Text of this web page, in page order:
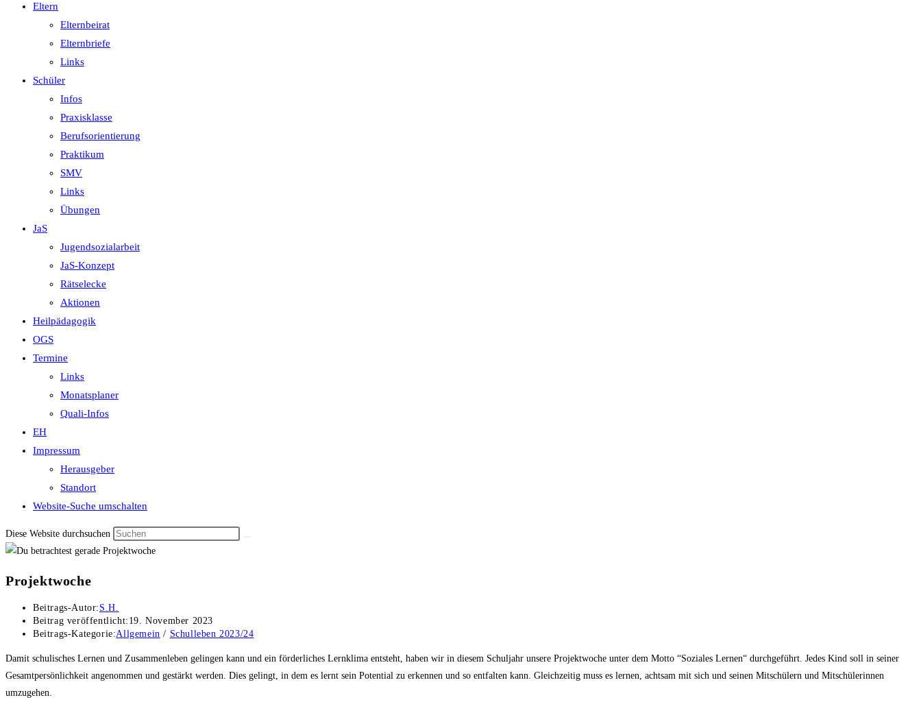
Eltern
Elternbeirat
Elternbriefe
Links
Schüler
Infos
Praxisklasse
Berufsorientierung
Praktikum
SMV
Links
Übungen
JaS
Jugendsozialarbeit
JaS-Konzept
Rätselecke
Aktionen
Heilpädagogik
OGS
Termine
Links
Monatsplaner
Quali-Infos
EH
Impressum
Herausgeber
Standort
Website-Suche umschalten
Diese Website durchsuchen
Projektwoche
Beitrags-Autor: S.H.
Beitrag veröffentlicht: 19. November 2023
Beitrags-Kategorie:Allgemein / Schulleben 2023/24
Damit schulisches Lernen und Zusammenleben gelingen kann und ein förderliches Lernklima entsteht, haben wir in diesem Schuljahr unsere Projektwoche unter dem Motto “Soziales Lernen“ durchgeführt. Jedes Kind soll in seiner
Gesamtpersönlichkeit angenommen und gestärkt werden. Dies gelingt, in dem es lernt sein Potential zu erkennen und so entfalten kann. Gleichzeitig muss es lernen, achtsam mit sich und seinen Mitschülern und Mitschülerinnen
umzugehen.